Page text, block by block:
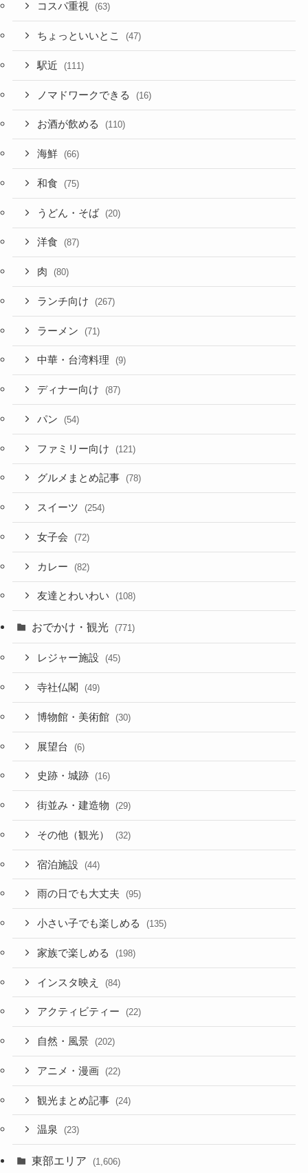
コスパ重視 (63)
ちょっといいとこ (47)
駅近 (111)
ノマドワークできる (16)
お酒が飲める (110)
海鮮 (66)
和食 (75)
うどん・そば (20)
洋食 (87)
肉 (80)
ランチ向け (267)
ラーメン (71)
中華・台湾料理 (9)
ディナー向け (87)
パン (54)
ファミリー向け (121)
グルメまとめ記事 (78)
スイーツ (254)
女子会 (72)
カレー (82)
友達とわいわい (108)
おでかけ・観光 (771)
レジャー施設 (45)
寺社仏閣 (49)
博物館・美術館 (30)
展望台 (6)
史跡・城跡 (16)
街並み・建造物 (29)
その他（観光） (32)
宿泊施設 (44)
雨の日でも大丈夫 (95)
小さい子でも楽しめる (135)
家族で楽しめる (198)
インスタ映え (84)
アクティビティー (22)
自然・風景 (202)
アニメ・漫画 (22)
観光まとめ記事 (24)
温泉 (23)
東部エリア (1,606)